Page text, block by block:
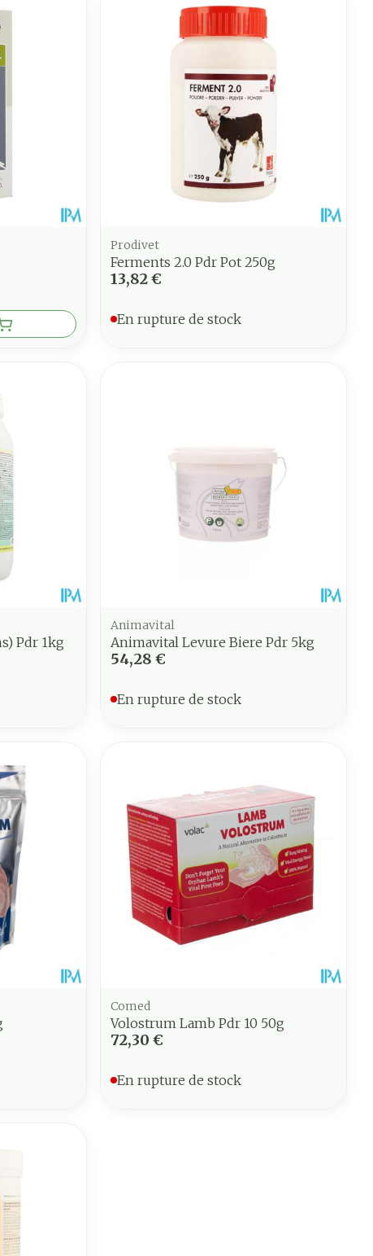
Prodivet
Ferments 2.0 Pdr Pot 250g
13,82 €
En rupture de stock
Pdr 1kg
Animavital
Animavital Levure Biere Pdr 5kg
54,28 €
En rupture de stock
Comed
Volostrum Lamb Pdr 10 50g
72,30 €
En rupture de stock